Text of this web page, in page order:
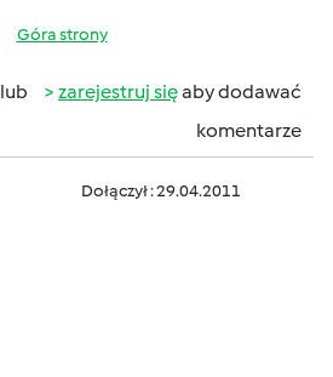
Góra strony
lub zarejestruj sięaby dodawać
komentarze
Dołączył : 29.04.2011